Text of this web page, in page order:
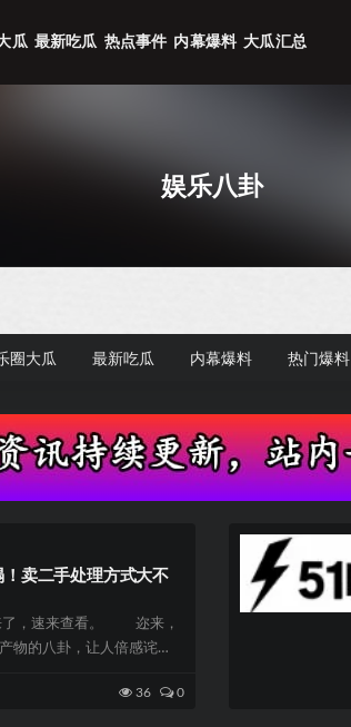
瓜 最新吃瓜 热点事件 内幕爆料 大瓜汇总
娱乐八卦
圈大瓜 最新吃瓜 内幕爆料 热门爆料
卖二手处理方式大不
了，速来查看。 迩来，
物的八卦，让人倍感诧
36 0